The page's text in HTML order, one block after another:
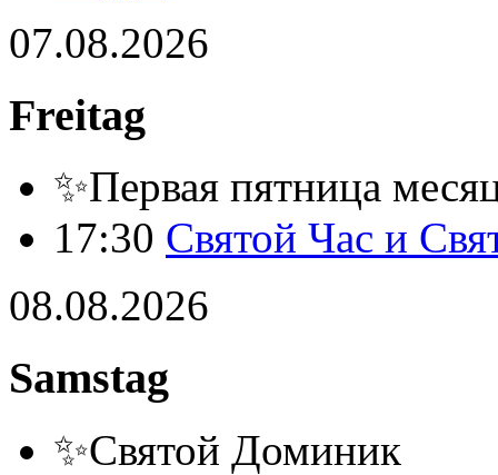
07.08.2026
Freitag
✨Первая пятница
17:30 Святой Час и
08.08.2026
Samstag
✨Святой Доминик